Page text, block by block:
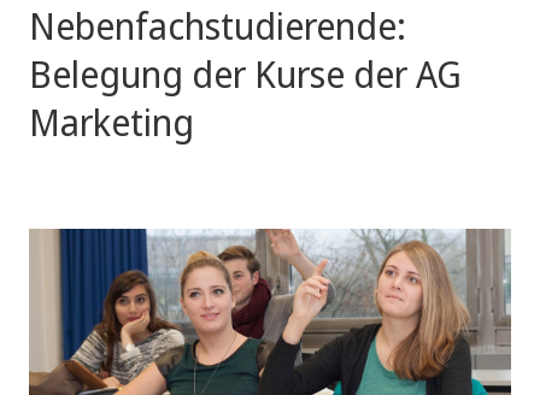
Nebenfachstudierende:
Belegung der Kurse der AG
Marketing